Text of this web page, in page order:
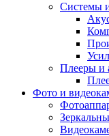
Системы
Плееры и
Фото и